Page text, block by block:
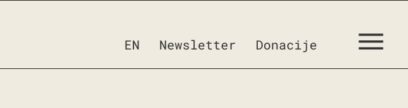
EN Newsletter Donacije